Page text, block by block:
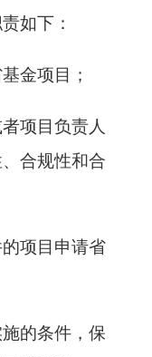
如下 ：
金项目；
项目负责人
合规性和合
的项目申请省
施的条件，保